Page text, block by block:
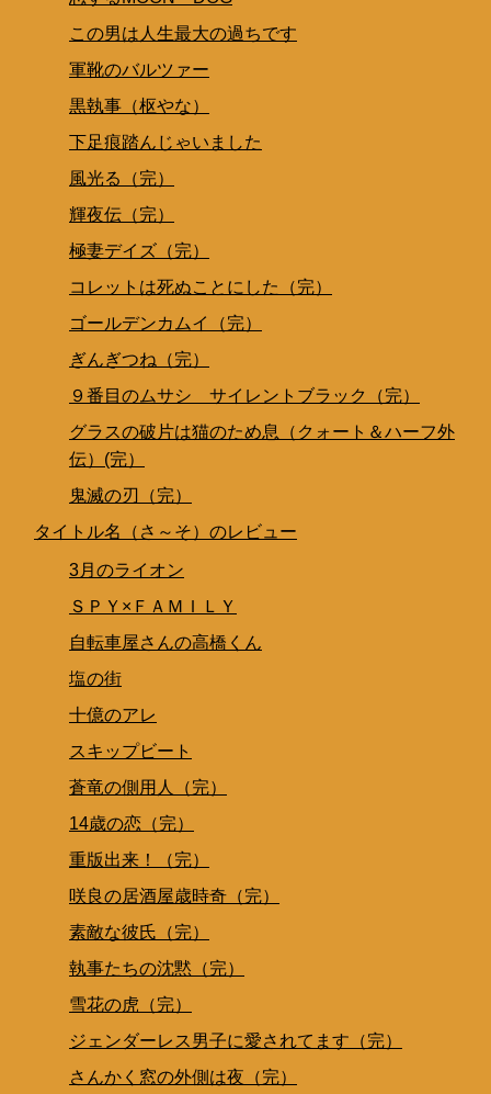
この男は人生最大の過ちです
軍靴のバルツァー
黒執事（枢やな）
下足痕踏んじゃいました
風光る（完）
輝夜伝（完）
極妻デイズ（完）
コレットは死ぬことにした（完）
ゴールデンカムイ（完）
ぎんぎつね（完）
９番目のムサシ サイレントブラック（完）
グラスの破片は猫のため息（クォート＆ハーフ外
伝）(完）
鬼滅の刃（完）
タイトル名（さ～そ）のレビュー
3月のライオン
ＳＰＹ×ＦＡＭＩＬＹ
自転車屋さんの高橋くん
塩の街
十億のアレ
スキップビート
蒼竜の側用人（完）
14歳の恋（完）
重版出来！（完）
咲良の居酒屋歳時奇（完）
素敵な彼氏（完）
執事たちの沈黙（完）
雪花の虎（完）
ジェンダーレス男子に愛されてます（完）
さんかく窓の外側は夜（完）